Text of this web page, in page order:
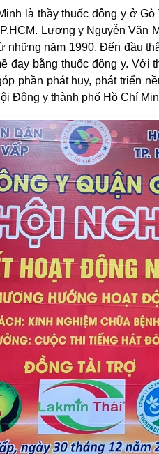
là thầy thuốc đông y ở
Lương y Nguyễn Văn
những năm 1990. Đến đầu
đay bằng thuốc đông y.
phần phát huy, phát triển
Đông y thành phố Hồ Chí